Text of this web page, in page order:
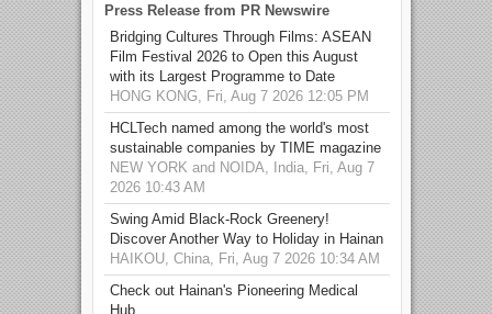
Press Release from PR Newswire
Bridging Cultures Through Films: ASEAN
Film Festival 2026 to Open this August
with its Largest Programme to Date
HONG KONG, Fri, Aug 7 2026 12:05 PM
HCLTech named among the world's most
sustainable companies by TIME magazine
NEW YORK and NOIDA, India, Fri, Aug 7
2026 10:43 AM
Swing Amid Black‑Rock Greenery!
Discover Another Way to Holiday in Hainan
HAIKOU, China, Fri, Aug 7 2026 10:34 AM
Check out Hainan's Pioneering Medical
Hub